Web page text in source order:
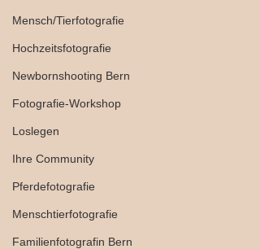
Mensch/Tierfotografie
Hochzeitsfotografie
Newbornshooting Bern
Fotografie-Workshop
Loslegen
Ihre Community
Pferdefotografie
Menschtierfotografie
Familienfotografin Bern